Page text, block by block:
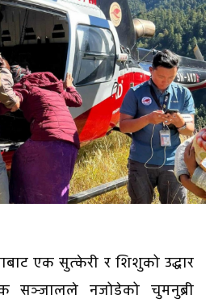
एक सुत्केरी र शिशुको उद्धार
सञ्जालले नजोडेको चुमनुब्री